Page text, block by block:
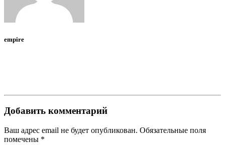
empire
Добавить комментарий
Ваш адрес email не будет опубликован. Обязательные поля
помечены *